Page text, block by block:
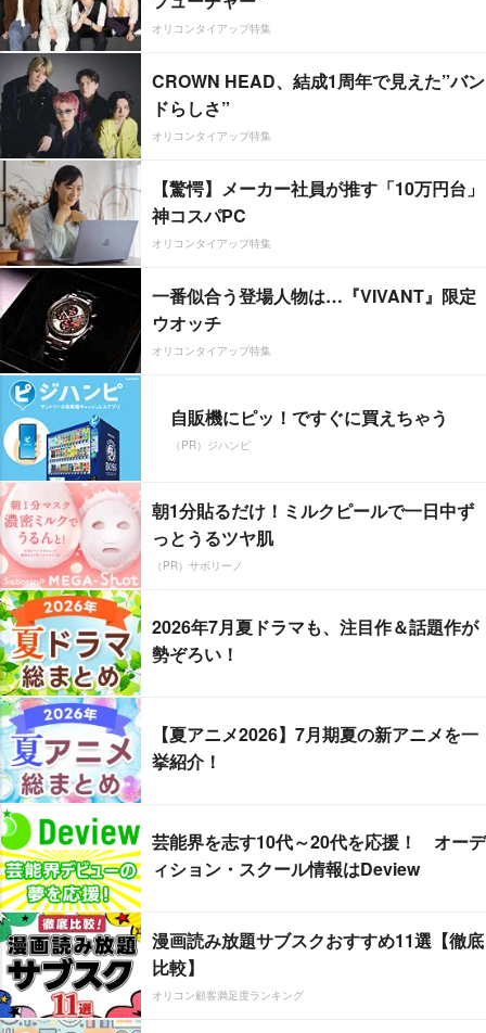
オリコンタイアップ特集
CROWN HEAD、結成1周年で見えた”バン
ドらしさ”
オリコンタイアップ特集
【驚愕】メーカー社員が推す「10万円台」
神コスパPC
オリコンタイアップ特集
一番似合う登場人物は…『VIVANT』限定
ウオッチ
オリコンタイアップ特集
自販機にピッ！ですぐに買えちゃう
（PR）ジハンピ
朝1分貼るだけ！ミルクピールで一日中ず
っとうるツヤ肌
（PR）サボリーノ
2026年7月夏ドラマも、注目作＆話題作が
勢ぞろい！
【夏アニメ2026】7月期夏の新アニメを一
挙紹介！
芸能界を志す10代～20代を応援！ オーデ
ィション・スクール情報はDeview
漫画読み放題サブスクおすすめ11選【徹底
比較】
オリコン顧客満足度ランキング